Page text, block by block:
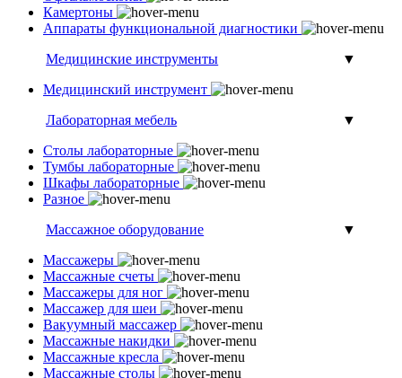
Камертоны
Аппараты функциональной диагностики
Медицинские инструменты
▼
Медицинский инструмент
Лабораторная мебель
▼
Столы лабораторные
Тумбы лабораторные
Шкафы лабораторные
Разное
Массажное оборудование
▼
Массажеры
Массажные счеты
Массажеры для ног
Массажер для шеи
Вакуумный массажер
Массажные накидки
Массажные кресла
Массажные столы